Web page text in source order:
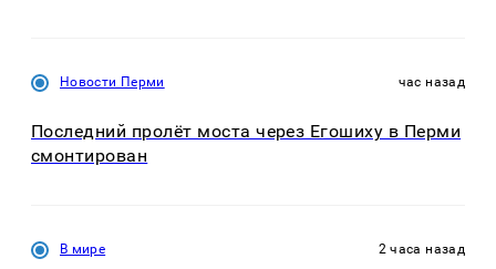
Новости Перми час назад
Последний пролёт моста через Егошиху в Перми
смонтирован
В мире 2 часа назад